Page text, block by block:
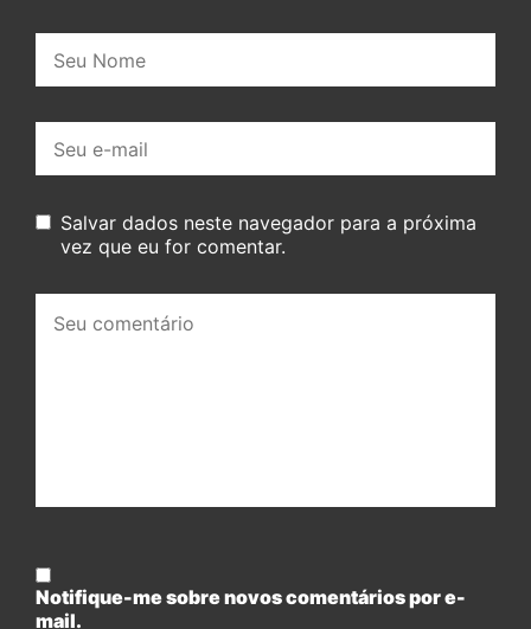
mail:
Salvar dados neste navegador para a próxima
vez que eu for comentar.
comentário:
Notifique-me sobre novos comentários por e-
mail.